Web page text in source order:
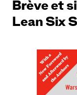
Brève et
Lean Six